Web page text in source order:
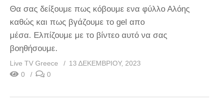
Θα σας δείξουμε πως κόβουμε ενα φύλλο Αλόης
καθώς και πως βγάζουμε το gel απο
μέσα. Ελπίζουμε με το βίντεο αυτό να σας
βοηθήσουμε.
Live TV Greece
13 ΔΕΚΕΜΒΡΊΟΥ, 2023
0
0